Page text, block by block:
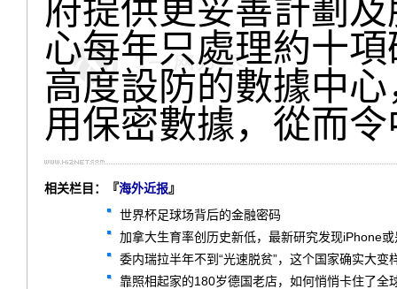
府提供更妥善計劃
心每年只處理約十
高度設防的數據中
用保密數據，從而
相关栏目：『海外近报』
世界杯足球场背后的金融密码
加拿大生育率创历史新低，最新研究发现iPhone
委内瑞拉半年不到“光速脱贫”，这个国家确实大变
靠照相起家的180岁德国老店，如何悄悄卡住了全